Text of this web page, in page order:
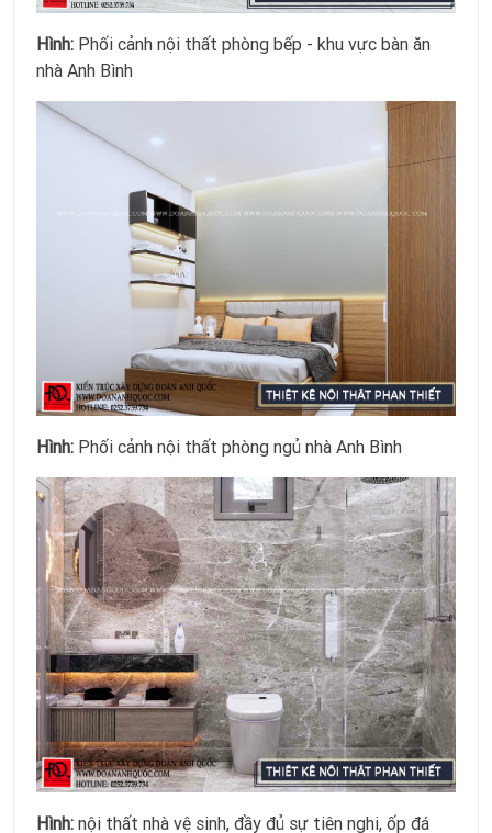
Hình: Phối cảnh nội thất phòng bếp - khu vực bàn ăn
nhà Anh Bình
Hình: Phối cảnh nội thất phòng ngủ nhà Anh Bình
Hình: nội thất nhà vệ sinh, đầy đủ sự tiên nghi, ốp đá